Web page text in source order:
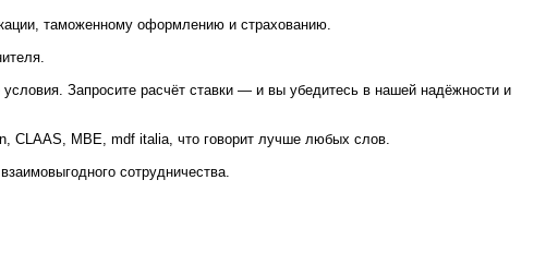
таможенному оформлению и страхованию.
Запросите расчёт ставки — и вы убедитесь в нашей надёжности и
CLAAS, MBE, mdf italia, что говорит лучше любых слов.
сотрудничества.